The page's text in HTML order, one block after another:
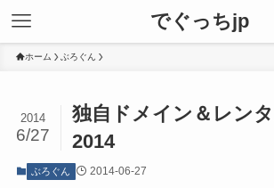
でぐっちjp
ホーム ぶろぐん
独自ドメイン＆レン
2014
2014
6/27
ぶろぐん 2014-06-27